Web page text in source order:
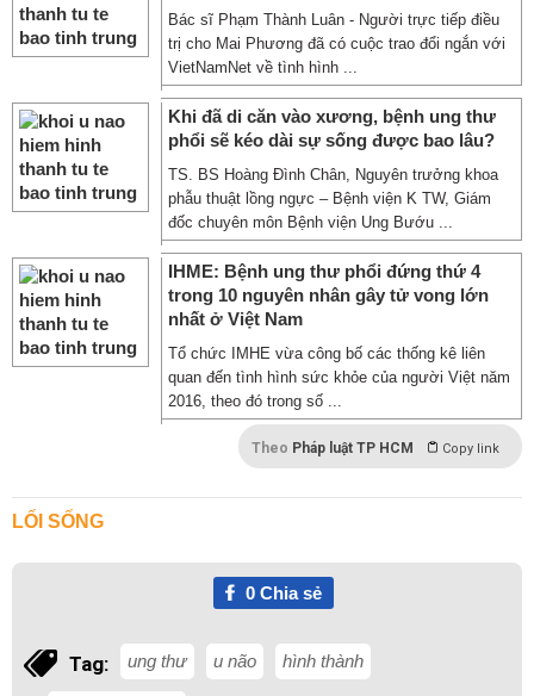
Bác sĩ Phạm Thành Luân - Người trực tiếp điều
trị cho Mai Phương đã có cuộc trao đổi ngắn với
VietNamNet về tình hình ...
Khi đã di căn vào xương, bệnh ung thư
phổi sẽ kéo dài sự sống được bao lâu?
TS. BS Hoàng Đình Chân, Nguyên trưởng khoa
phẫu thuật lồng ngực – Bệnh viện K TW, Giám
đốc chuyên môn Bệnh viện Ung Bướu ...
IHME: Bệnh ung thư phổi đứng thứ 4
trong 10 nguyên nhân gây tử vong lớn
nhất ở Việt Nam
Tổ chức IMHE vừa công bố các thống kê liên
quan đến tình hình sức khỏe của người Việt năm
2016, theo đó trong số ...
Theo Pháp luật TP HCM Copy link
LỐI SỐNG
0Chia sẻ
Tag: ung thư u não hình thành